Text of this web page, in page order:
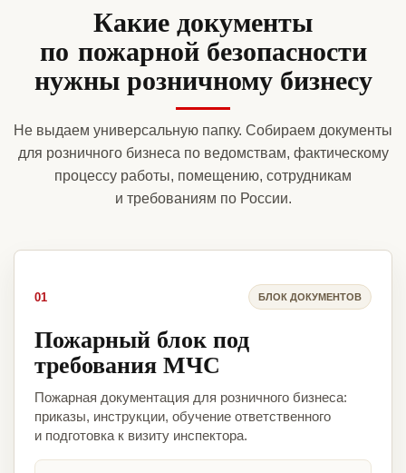
Какие документы
по пожарной безопасности
нужны розничному бизнесу
Не выдаем универсальную папку. Собираем документы
для розничного бизнеса по ведомствам, фактическому
процессу работы, помещению, сотрудникам
и требованиям по России.
01 БЛОК ДОКУМЕНТОВ
Пожарный блок под
требования МЧС
Пожарная документация для розничного бизнеса:
приказы, инструкции, обучение ответственного
и подготовка к визиту инспектора.